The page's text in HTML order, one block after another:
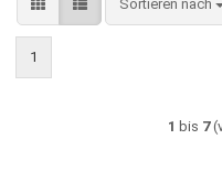
Sortieren nach
1
1 bis 7